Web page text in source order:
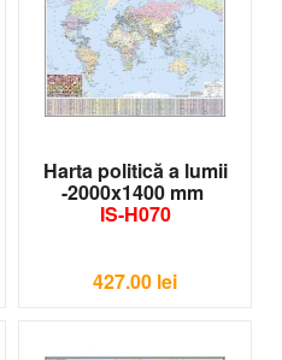
Harta politică a lumii
-2000x1400 mm
IS-H070
427.00 lei